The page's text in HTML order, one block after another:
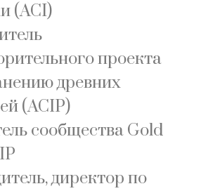
(ACI)
проекта
древних
(ACIP)
сообщества Gold
директор по